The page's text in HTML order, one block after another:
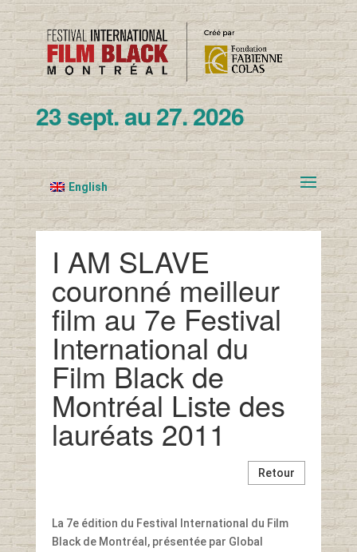
23 sept. au 27. 2026
English
I AM SLAVE
couronné meilleur
film au 7e Festival
International du
Film Black de
Montréal Liste des
lauréats 2011
Retour
La 7e édition du Festival International du Film
Black de Montréal, présentée par Global